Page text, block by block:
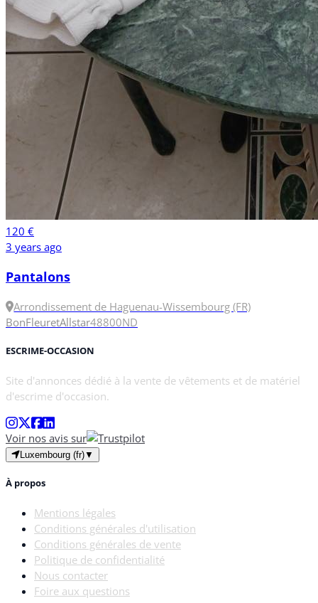
120 €
3 years ago
Pantalons
Arrondissement de Haguenau-Wissembourg (FR)
BonFleuretAllstar48800ND
ESCRIME-OCCASION
Site d'annonces dédié à la vente de vêtements et de matériel
d'escrime d'occasion.
Voir nos avis sur
Luxembourg (fr)▼
À propos
Mentions légales
Conditions générales d'utilisation
Conditions générales de vente
Politique de confidentialité
Nous contacter
Foire aux questions